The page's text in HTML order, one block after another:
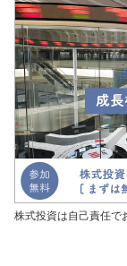
株式投資は自己責任で